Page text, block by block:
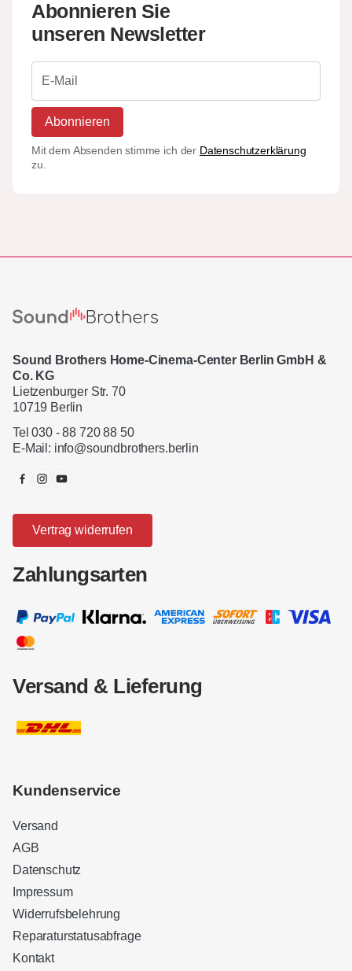
Abonnieren Sie
unseren Newsletter
Abonnieren
Mit dem Absenden stimme ich der Datenschutzerklärung
zu.
Sound Brothers Home-Cinema-Center Berlin GmbH &
Co. KG
Lietzenburger Str. 70
10719 Berlin
Tel 030 - 88 720 88 50
E-Mail: info@soundbrothers.berlin
Vertrag widerrufen
Zahlungsarten
Versand & Lieferung
Kundenservice
Versand
AGB
Datenschutz
Impressum
Widerrufsbelehrung
Reparaturstatusabfrage
Kontakt